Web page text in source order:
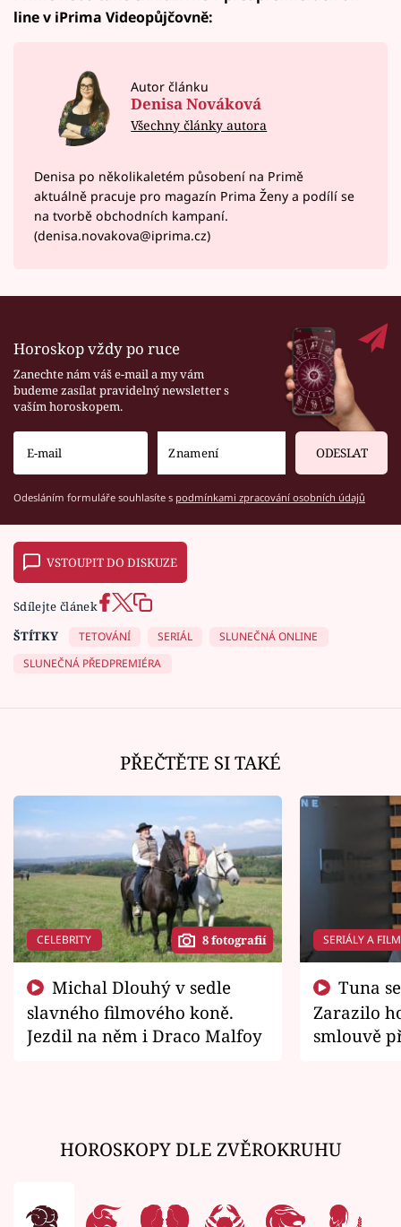
line v iPrima Videopůjčovně:
Autor článku
Denisa Nováková
Všechny články autora
Denisa po několikaletém působení na Primě
aktuálně pracuje pro magazín Prima Ženy a podílí se
na tvorbě obchodních kampaní.
(denisa.novakova@iprima.cz)
Horoskop vždy po ruce
Zanechte nám váš e-mail a my vám
budeme zasílat pravidelný newsletter s
vaším horoskopem.
ODESLAT
Odesláním formuláře souhlasíte s podmínkami zpracování osobních údajů
VSTOUPIT DO DISKUZE
Sdílejte článek
ŠTÍTKY
TETOVÁNÍ SERIÁL
SLUNEČNÁ ONLINE
SLUNEČNÁ PŘEDPREMIÉRA
PŘEČTĚTE SI TAKÉ
CELEBRITY 8 fotografií
slavného filmového koně.
Jezdil na něm i Draco Malfoy
SERIÁLY A
Zarazilo
smlouvě
HOROSKOPY DLE ZVĚROKRUHU